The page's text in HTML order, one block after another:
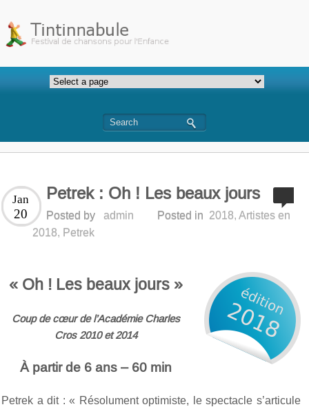
Petrek : Oh ! Les beaux jours
Jan
20 Posted by admin Posted in 2018,Artistes en
2018, Petrek
« Oh ! Les beaux jours »
Coup de cœur de l’Académie Charles
Cros 2010 et 2014
À partir de 6 ans – 60 min
Petrek a dit : « Résolument optimiste, le spectacle s’articule